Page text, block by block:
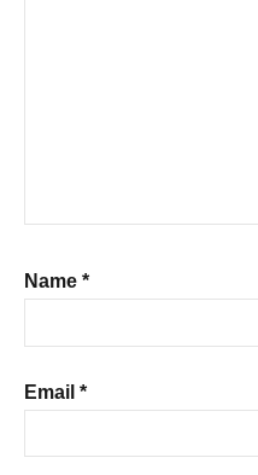
Name *
Email *